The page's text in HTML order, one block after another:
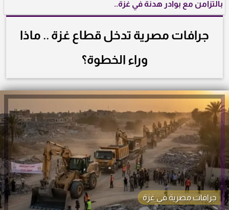
بالتزامن مع بوادر هدنة في غزة..
جرافات مصرية تدخل قطاع غزة .. ماذا
وراء الخطوة؟
جرافات مصرية في غزة